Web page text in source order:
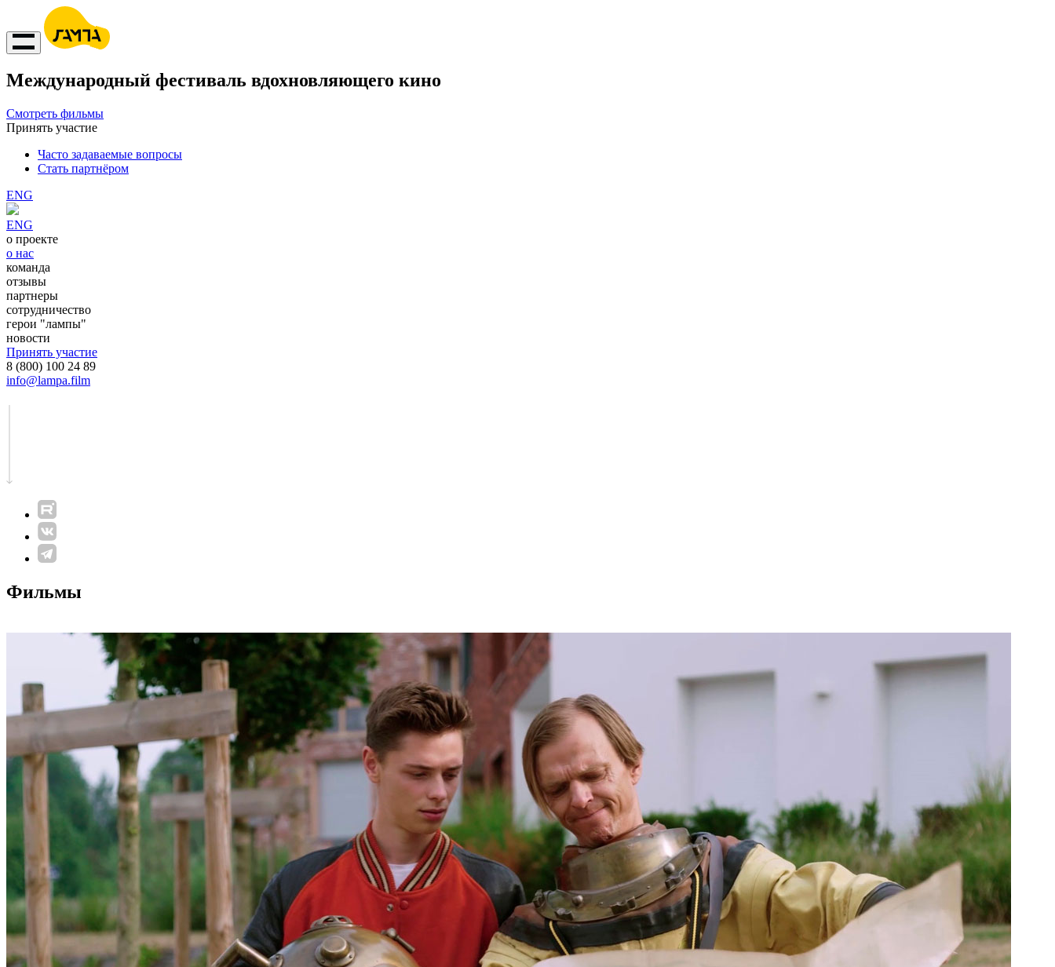
Международный фестиваль вдохновляющего кино
Смотреть фильмы
Принять участие
Часто задаваемые вопросы
Стать партнёром
ENG
ENG
о проекте
о нас
команда
отзывы
партнеры
сотрудничество
герои "лампы"
новости
Принять участие
8 (800) 100 24 89
info@lampa.film
Фильмы